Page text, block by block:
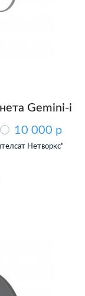
Gemini-i
10 000 p
Нетворкс"